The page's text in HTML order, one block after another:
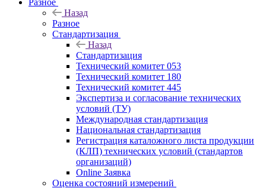
Разное
Назад
Разное
Стандартизация
Назад
Стандартизация
Технический комитет 053
Технический комитет 180
Технический комитет 445
Экспертиза и согласование технических
условий (ТУ)
Международная стандартизация
Национальная стандартизация
Регистрация каталожного листа продукции
(КЛП) технических условий (стандартов
организаций)
Online Заявка
Оценка состояний измерений